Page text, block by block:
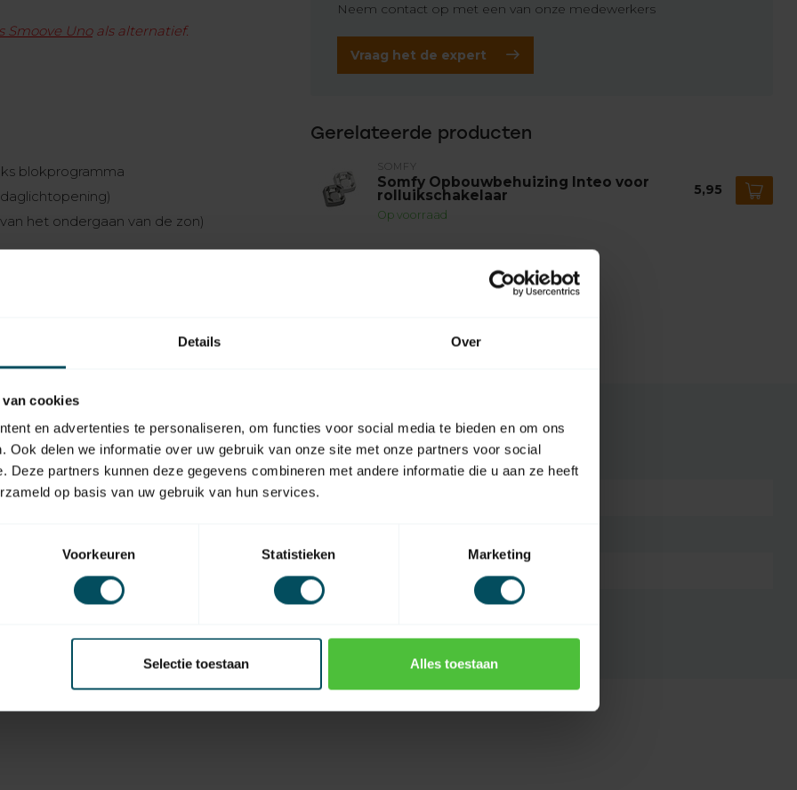
Details Over
cookies
en advertenties te personaliseren, om functies voor social media te bieden en om ons
Ook delen we informatie over uw gebruik van onze site met onze partners voor social
Deze partners kunnen deze gegevens combineren met andere informatie die u aan ze heeft
op basis van uw gebruik van hun services.
Voorkeuren Statistieken Marketing
Selectie toestaan Alles toestaan
Smoove Unoals alternatief.
blokprogramma
het ondergaan van de zon)
Somfy buismotoren of meerdere WT-
Neem contact op met een van onze medewerkers
Vraag het de expert
Gerelateerde producten
SOMFY
Somfy Opbouwbehuizing Inteo voor
rolluikschakelaar
Op voorraad
5,95
SKU